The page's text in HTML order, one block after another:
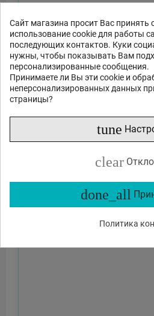
Сайт магазина просит Вас принять
использование cookie для работы
последующих контактов. Куки
нужны, чтобы показывать Вам
персонализированные сообщения.
Принимаете ли Вы эти cookie и
неперсонализированных данных
страницы?
tune
clear
done_all
Политика